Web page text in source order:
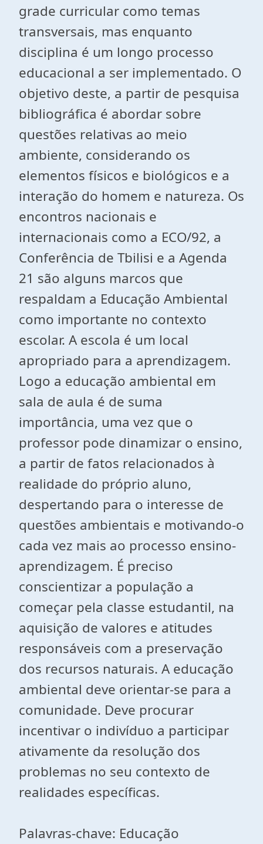
grade curricular como temas
transversais, mas enquanto
disciplina é um longo processo
educacional a ser implementado. O
objetivo deste, a partir de pesquisa
bibliográfica é abordar sobre
questões relativas ao meio
ambiente, considerando os
elementos físicos e biológicos e a
interação do homem e natureza. Os
encontros nacionais e
internacionais como a ECO/92, a
Conferência de Tbilisi e a Agenda
21 são alguns marcos que
respaldam a Educação Ambiental
como importante no contexto
escolar. A escola é um local
apropriado para a aprendizagem.
Logo a educação ambiental em
sala de aula é de suma
importância, uma vez que o
professor pode dinamizar o ensino,
a partir de fatos relacionados à
realidade do próprio aluno,
despertando para o interesse de
questões ambientais e motivando-o
cada vez mais ao processo ensino-
aprendizagem. É preciso
conscientizar a população a
começar pela classe estudantil, na
aquisição de valores e atitudes
responsáveis com a preservação
dos recursos naturais. A educação
ambiental deve orientar-se para a
comunidade. Deve procurar
incentivar o indivíduo a participar
ativamente da resolução dos
problemas no seu contexto de
realidades específicas.
Palavras-chave: Educação